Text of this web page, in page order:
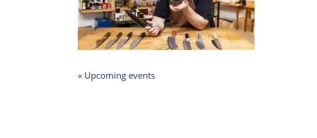
« Upcoming events